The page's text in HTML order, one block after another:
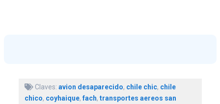
Claves: avion desaparecido, chile chic, chile
chico, coyhaique,fach, transportes aereos san